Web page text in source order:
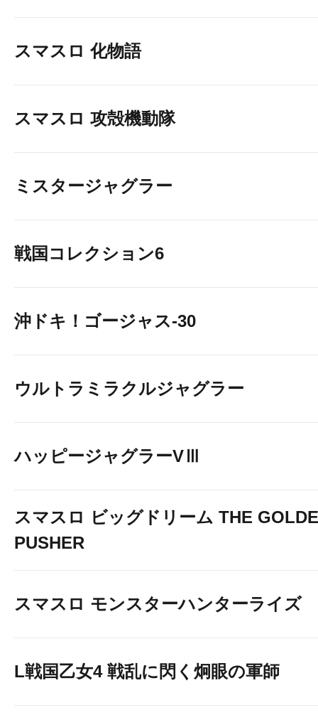
スマスロ 化物語
スマスロ 攻殻機動隊
ミスタージャグラー
戦国コレクション6
沖ドキ！ゴージャス-30
ウルトラミラクルジャグラー
ハッピージャグラーVⅢ
スマスロ ビッグドリーム THE
PUSHER
スマスロ モンスターハンターライズ
L戦国乙女4 戦乱に閃く炯眼の軍師